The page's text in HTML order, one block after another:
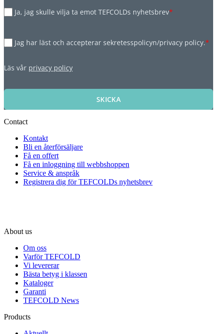
Ja, jag skulle vilja ta emot TEFCOLDs nyhetsbrev*
Jag har läst och accepterar sekretesspolicyn/privacy policy.*
Läs vår privacy policy
SKICKA
Contact
Kontakt
Bli en återförsäljare
Få en offert
Få en inloggning till webbshoppen
Service & anspråk
Registrera dig för TEFCOLDs nyhetsbrev
About us
Om oss
Varför TEFCOLD
Vi levererar
Bästa betyg i klassen
Kataloger
Garanti
TEFCOLD News
Products